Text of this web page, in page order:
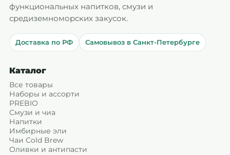
функциональных напитков, смузи и
средиземноморских закусок.
Доставка по РФ Самовывоз в Санкт-Петербурге
Каталог
Все товары
Наборы и ассорти
PREBIO
Смузи и чиа
Напитки
Имбирные эли
Чаи Cold Brew
Оливки и антипасти